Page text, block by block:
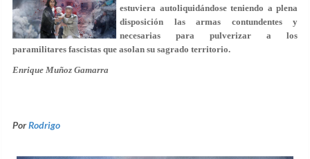
estuviera autoliquidándose teniendo a plena
disposición las armas contundentes y
necesarias para pulverizar a los
paramilitares fascistas que asolan su sagrado territorio.
Enrique Muñoz Gamarra
PorRodrigo